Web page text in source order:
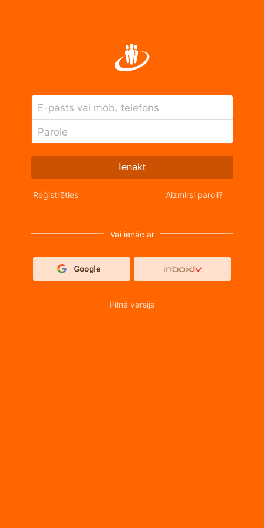
E-pasts vai mob. telefons
Parole
Ienākt
Reģistrēties Aizmirsi paroli?
Vai ienāc ar
Pilnā versija